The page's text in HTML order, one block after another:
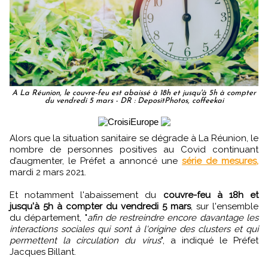
A La Réunion, le couvre-feu est abaissé à 18h et jusqu'à 5h à compter
du vendredi 5 mars - DR : DepositPhotos, coffeekai
Alors que la situation sanitaire se dégrade à La Réunion, le
nombre de personnes positives au Covid continuant
d’augmenter, le Préfet a annoncé une série de mesures,
mardi 2 mars 2021.
Et notamment l'abaissement du couvre-feu à 18h et
jusqu'à 5h à compter du vendredi 5 mars, sur l'ensemble
du département, "afin de restreindre encore davantage les
interactions sociales qui sont à l'origine des clusters et qui
permettent la circulation du virus", a indiqué le Préfet
Jacques Billant.